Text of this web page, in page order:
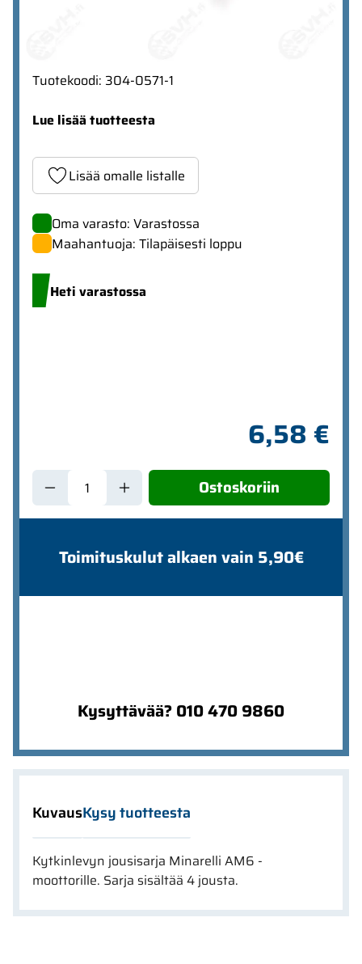
Tuotekoodi: 304-0571-1
Lue lisää tuotteesta
Lisää omalle listalle
Oma varasto: Varastossa
Maahantuoja: Tilapäisesti loppu
Heti varastossa
6,58 €
Ostoskoriin
Toimituskulut alkaen vain 5,90€
Kysyttävää? 010 470 9860
KuvausKysy tuotteesta
Kytkinlevyn jousisarja Minarelli AM6 -
moottorille. Sarja sisältää 4 jousta.